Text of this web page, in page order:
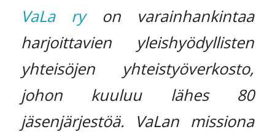
VaLa ryon varainhankintaa
harjoittavien yleishyödyllisten
yhteisöjen yhteistyöverkosto,
johon kuuluu lähes 80
jäsenjärjestöä. VaLan missiona